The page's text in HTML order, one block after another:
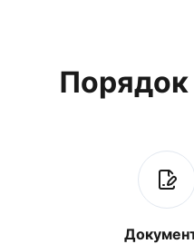
Порядок